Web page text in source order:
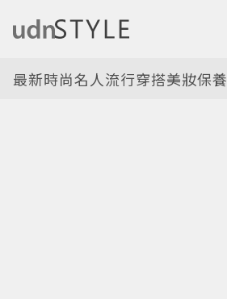
最新時尚名人流行穿搭美妝保養